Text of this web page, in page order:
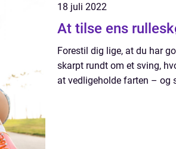
18 juli 2022
At tilse ens
Forestil dig lige, at du har
skarpt rundt om et sving,
at vedligeholde farten – og